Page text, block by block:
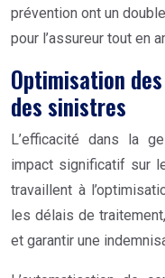
prévention ont un
pour l’assureur tout en
Optimisation
des sinistres
L’efficacité dans la
impact significatif sur
travaillent à
les délais de
et garantir une